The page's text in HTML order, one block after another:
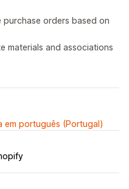
purchase orders based on
materials and associations
em português (Portugal)